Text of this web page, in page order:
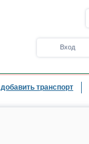
Вход
добавить транспорт